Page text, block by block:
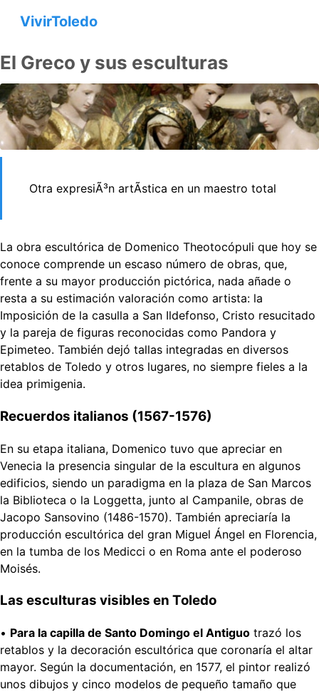
VivirToledo
El Greco y sus esculturas
Otra expresiÃ³n artÃ­stica en un maestro total
La obra escultórica de Domenico Theotocópuli que hoy se
conoce comprende un escaso número de obras, que,
frente a su mayor producción pictórica, nada añade o
resta a su estimación valoración como artista: la
Imposición de la casulla a San Ildefonso, Cristo resucitado
y la pareja de figuras reconocidas como Pandora y
Epimeteo. También dejó tallas integradas en diversos
retablos de Toledo y otros lugares, no siempre fieles a la
idea primigenia.
Recuerdos italianos (1567-1576)
En su etapa italiana, Domenico tuvo que apreciar en
Venecia la presencia singular de la escultura en algunos
edificios, siendo un paradigma en la plaza de San Marcos
la Biblioteca o la Loggetta, junto al Campanile, obras de
Jacopo Sansovino (1486-1570). También apreciaría la
producción escultórica del gran Miguel Ángel en Florencia,
en la tumba de los Medicci o en Roma ante el poderoso
Moisés.
Las esculturas visibles en Toledo
• Para la capilla de Santo Domingo el Antiguo trazó los
retablos y la decoración escultórica que coronaría el altar
mayor. Según la documentación, en 1577, el pintor realizó
unos dibujos y cinco modelos de pequeño tamaño que